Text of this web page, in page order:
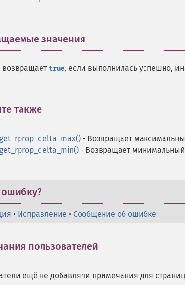
значения
true, если выполнилась успешно,
также
- Возвращает
- Возвращает
• Исправление • Сообщение об ошибке
пользователей
ещё не добавляли примечания для